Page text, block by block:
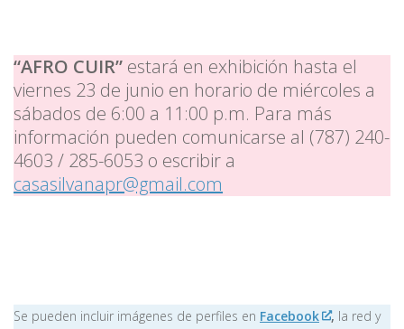
“AFRO CUIR” estará en exhibición hasta el
viernes 23 de junio en horario de miércoles a
sábados de 6:00 a 11:00 p.m. Para más
información pueden comunicarse al (787) 240-
4603 / 285-6053 o escribir a
casasilvanapr@gmail.com
Se pueden incluir imágenes de perfiles en Facebook , la red y